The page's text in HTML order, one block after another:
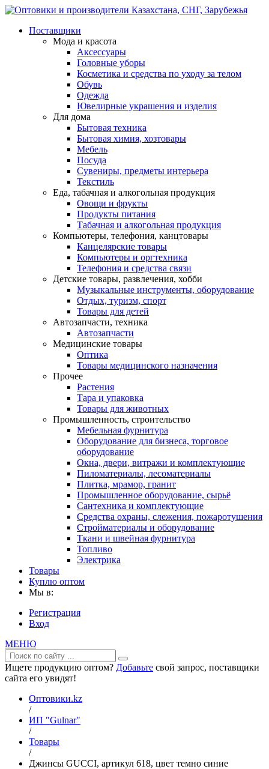
Поставщики
Мода и красота
Аксессуары
Головные уборы
Косметика и средства по уходу за телом
Обувь
Одежда
Ювелирные украшения и изделия
Для дома
Бытовая техника
Бытовая химия, хозтовары
Мебель
Посуда
Сувениры, предметы интерьера
Текстиль
Еда, табачная и алкогольная продукция
Овощи и фрукты
Продукты питания
Табачная и алкогольная продукция
Компьютеры, телефония, канцтовары
Канцелярские товары
Компьютеры и оргтехника
Телефония и средства связи
Детские товары, развлечения, хобби
Музыкальные инструменты, оборудование
Отдых, туризм, спорт
Товары для детей
Автозапчасти, техника
Автозапчасти
Медицинские товары
Оптика
Товары медицинского назначения
Прочее
Растения
Тара и упаковка
Товары для животных
Промышленность, строительство
Мебельная фурнитура
Оборудование для бизнеса, торговое
оборудование
Окна, двери, витражи и комплектующие
Пиломатериалы, лесоматериалы
Плитка, мрамор, гранит
Промышленное оборудование, сырьё
Сантехника и комплектующие
Средства охраны, слежения, пожаротушения
Стройматериалы и оборудование
Ткани и швейная фурнитура
Топливо
Электрика
Товары
Куплю оптом
Мы в:
Регистрация
Вход
МЕНЮ
Ищете продукцию оптом? Добавьте свой запрос, поставщики
сайта его увидят!
Оптовики.kz
/
ИП "Gulnar"
/
Товары
/
Джинсы GUCCI, артикул 618, цвет темно синие